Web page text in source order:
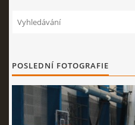
POSLEDNÍ FOTOGRAFIE